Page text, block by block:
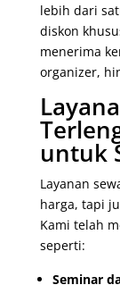
lebih dari
diskon
menerima
organizer,
untuk
Layanan
harga, tapi
Kami telah
seperti:
Seminar